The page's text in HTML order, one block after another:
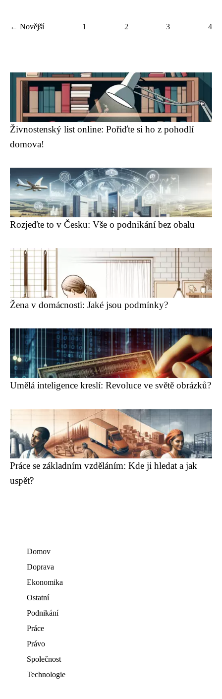
← Novější 1 2 3 4
Živnostenský list online: Pořiďte si ho z pohodlí
domova!
Rozjeďte to v Česku: Vše o podnikání bez obalu
Žena v domácnosti: Jaké jsou podmínky?
Umělá inteligence kreslí: Revoluce ve světě obrázků?
Práce se základním vzděláním: Kde ji hledat a jak
uspět?
Domov
Doprava
Ekonomika
Ostatní
Podnikání
Práce
Právo
Společnost
Technologie